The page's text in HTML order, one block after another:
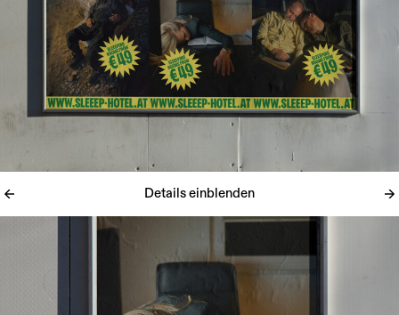
Details einblenden
Auch die Gestaltung bedient sich an trivialen Design-Elementen:
der Gegenwart. Plakativ. Mit Bildern, bei denen man vom
Hinsehen schon schlimme Kreuzschmerzen bekommt. Und
schmunzeln muss. Eine Kampagne, die so easy funktioniert wie
das Konzept selbst. Auf allen Kanälen. In allen Medien. Online und
Offline. Variabel und voller Flair.